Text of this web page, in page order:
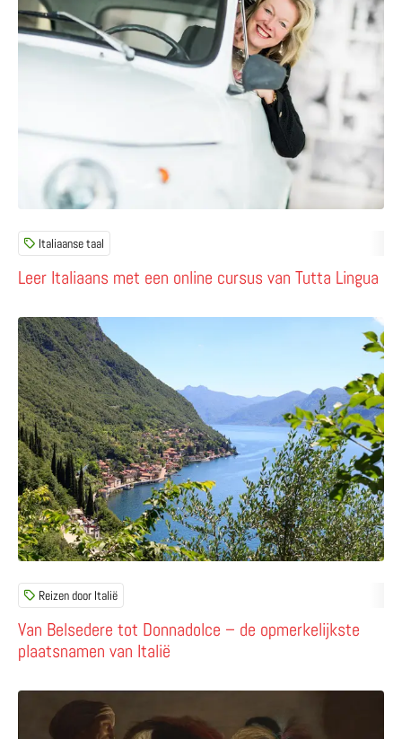
Leer Italiaans met een online cursus van Tutta Lingua
Italiaanse taal
Van Belsedere tot Donnadolce – de opmerkelijkste
plaatsnamen van Italië
Reizen door Italië
Lees meer over Van Belsedere tot Donnadolce – de
Lees meer over Bewonder Italië in Nederland &